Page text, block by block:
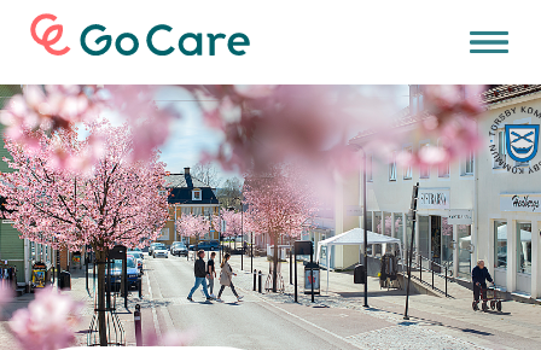
För arbetsgivare